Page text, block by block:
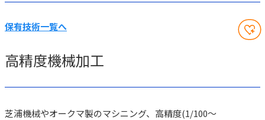
保有技術一覧へ
高精度機械加工
芝浦機械やオークマ製のマシニング、高精度(1/100～